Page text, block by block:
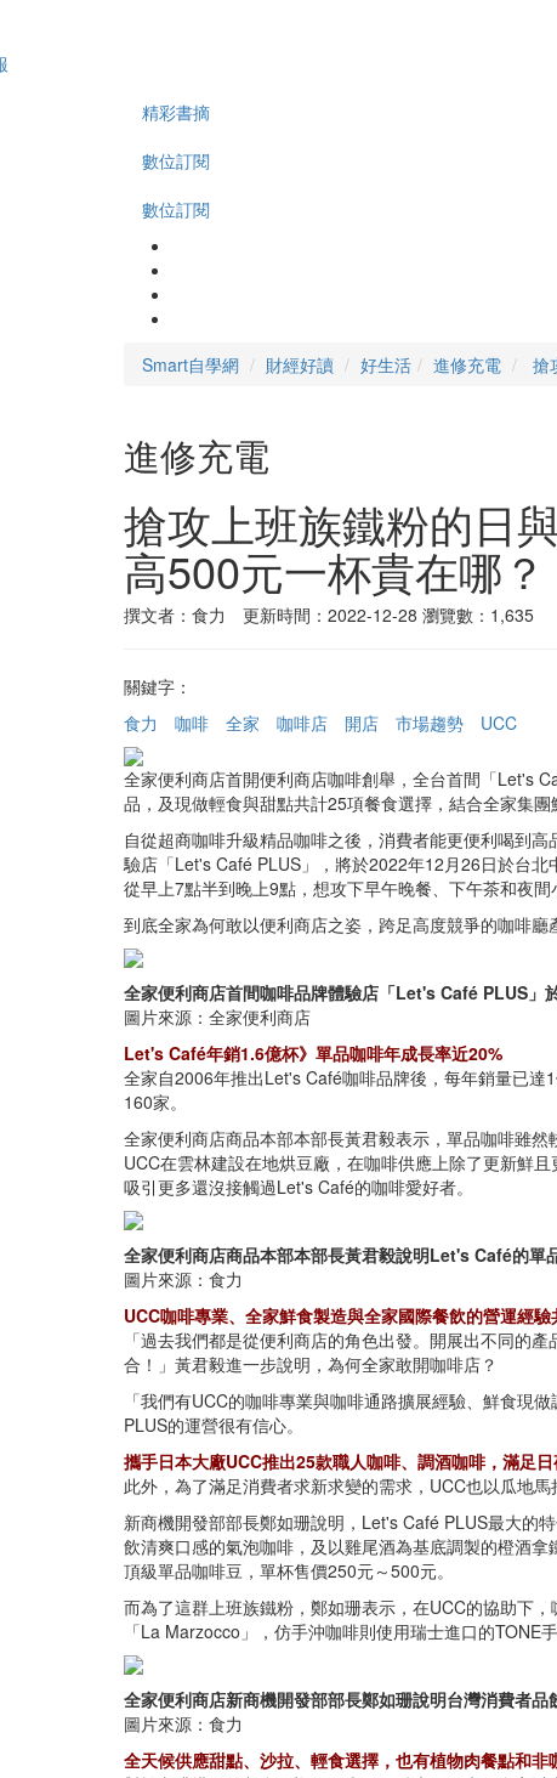
精彩書摘
數位訂閱
數位訂閱
Smart自學網 財經好讀 好生活 進修充電 搶
進修充電
搶攻上班族鐵粉的日
高500元一杯貴在哪？
撰文者：食力 更新時間：2022-12-28 瀏覽數：1,635
關鍵字：
食力
咖啡 全家 咖啡店 開店 市場趨勢 UCC
全家便利商店首開便利商店咖啡創舉，全台首間「Let's
品，及現做輕食與甜點共計25項餐食選擇，結合全家集
自從超商咖啡升級精品咖啡之後，消費者能更便利喝到
驗店「Let's Café PLUS」，將於2022年12月26日於台
從早上7點半到晚上9點，想攻下早午晚餐、下午茶和夜
到底全家為何敢以便利商店之姿，跨足高度競爭的咖啡廳
全家便利商店首間咖啡品牌體驗店「Let's Café PLUS」
圖片來源：全家便利商店
Let's Café年銷1.6億杯》單品咖啡年成長率近20%
全家自2006年推出Let's Café咖啡品牌後，每年銷量已
160家。
全家便利商店商品本部本部長黃君毅表示，單品咖啡雖
UCC在雲林建設在地烘豆廠，在咖啡供應上除了更新鮮
吸引更多還沒接觸過Let's Café的咖啡愛好者。
全家便利商店商品本部本部長黃君毅說明Let's Café的單
圖片來源：食力
UCC咖啡專業、全家鮮食製造與全家國際餐飲的營運經驗
「過去我們都是從便利商店的角色出發。開展出不同的
合！」黃君毅進一步說明，為何全家敢開咖啡店？
「我們有UCC的咖啡專業與咖啡通路擴展經驗、鮮食現
PLUS的運營很有信心。
攜手日本大廠UCC推出25款職人咖啡、調酒咖啡，滿足
此外，為了滿足消費者求新求變的需求，UCC也以瓜地
新商機開發部部長鄭如珊說明，Let's Café PLUS最大的
飲清爽口感的氣泡咖啡，及以雞尾酒為基底調製的橙酒
頂級單品咖啡豆，單杯售價250元～500元。
而為了這群上班族鐵粉，鄭如珊表示，在UCC的協助下
「La Marzocco」，仿手沖咖啡則使用瑞士進口的TONE
全家便利商店新商機開發部部長鄭如珊說明台灣消費者品
圖片來源：食力
全天候供應甜點、沙拉、輕食選擇，也有植物肉餐點和非